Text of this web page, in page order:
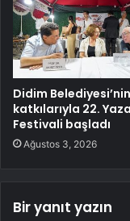
Didim Belediyesi’nin
katkılarıyla 22.
Festivali başladı
Ağustos 3, 2026
Bir yanıt yazın